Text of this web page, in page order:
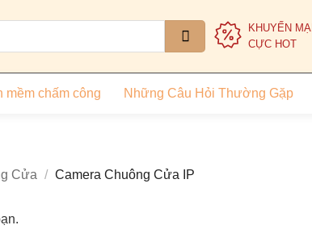
KHUYẾN MẠI
CỰC HOT
mềm chấm công Những Câu Hỏi Thường Gặp
Cửa / Camera Chuông Cửa IP